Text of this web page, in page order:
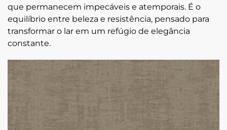
que permanecem impecáveis e atemporais. É o
equilíbrio entre beleza e resistência, pensado para
transformar o lar em um refúgio de elegância
constante.